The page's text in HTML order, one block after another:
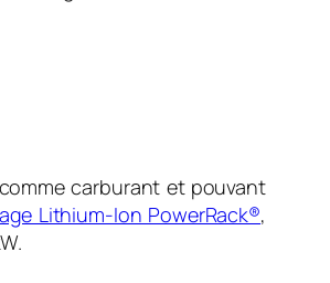
carburant et pouvant
Lithium-Ion PowerRack®,